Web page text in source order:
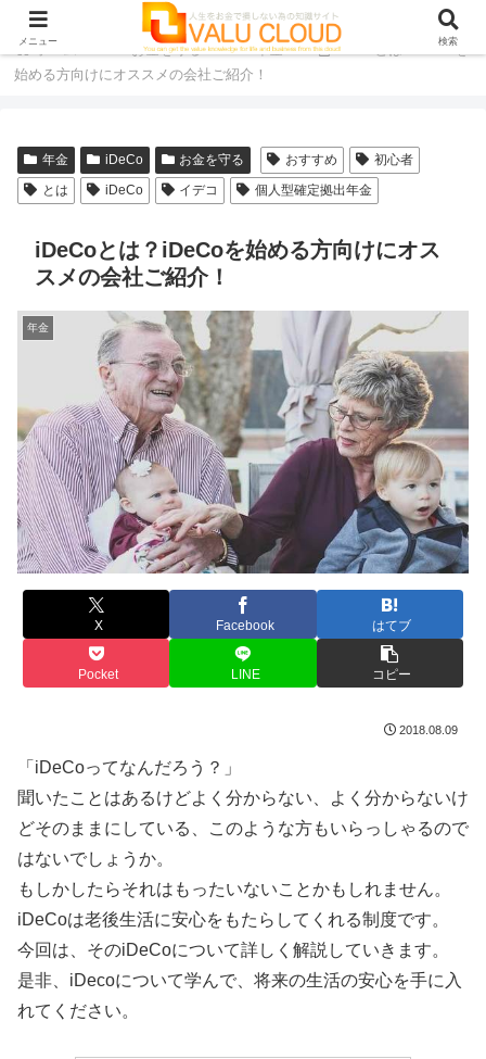
ホーム お金を守る 年金
iDeCoとは？iDeCoを
始める方向けにオススメの会社ご紹介！
年金 iDeCo お金を守る おすすめ
初心者
とは
iDeCo イデコ 個人型確定拠出年金
iDeCoとは？iDeCoを始める方向けにオス
スメの会社ご紹介！
年金
X Facebook はてブ
Pocket LINE コピー
2018.08.09
「iDeCoってなんだろう？」
聞いたことはあるけどよく分からない、よく分からないけ
どそのままにしている、このような方もいらっしゃるので
はないでしょうか。
もしかしたらそれはもったいないことかもしれません。
iDeCoは老後生活に安心をもたらしてくれる制度です。
今回は、そのiDeCoについて詳しく解説していきます。
是非、iDecoについて学んで、将来の生活の安心を手に入
れてください。
メニュー 検索